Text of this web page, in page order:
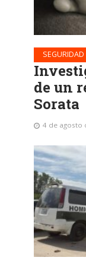
SEGURIDAD
de un
Sorata
4 de agosto